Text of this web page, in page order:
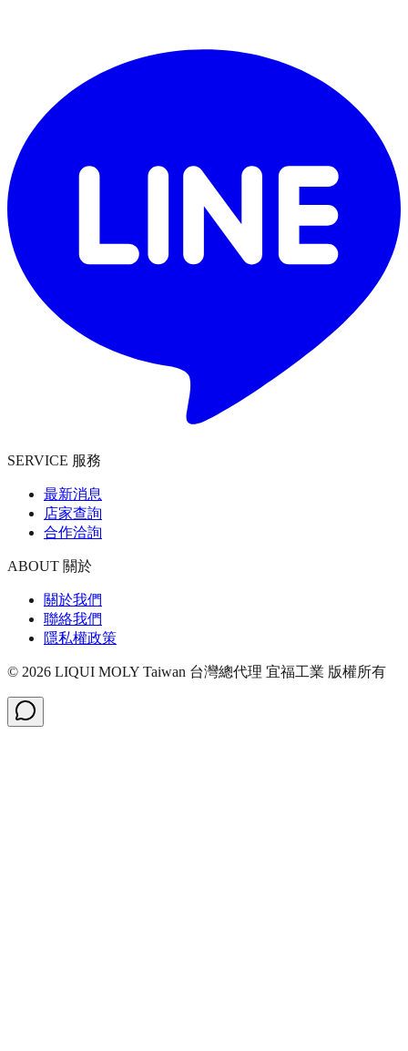
SERVICE 服務
最新消息
店家查詢
合作洽詢
ABOUT 關於
關於我們
聯絡我們
隱私權政策
© 2026 LIQUI MOLY Taiwan 台灣總代理 宜福工業 版權所有